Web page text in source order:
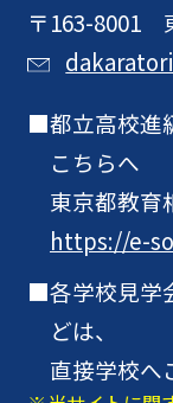
〒163-8001
都立高校進
こちらへ
東京都教育
https://e-
各学校見学
どは、
直接学校へ